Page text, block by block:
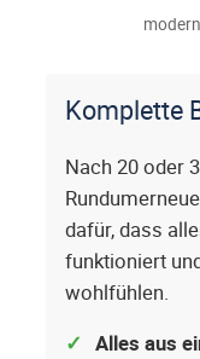
Komplette
Nach 20 oder
dafür, dass
funktioniert
wohlfühlen.
Alles aus